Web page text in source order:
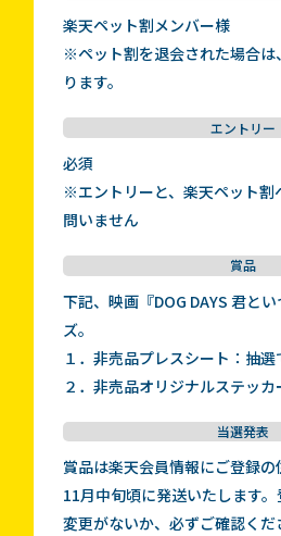
楽天ペット割メンバー様
※ペット割を退会された場合は
ります。
エントリー
必須
※エントリーと、楽天ペット割
問いません
賞品
下記、映画『DOG DAYS 君と
ズ。
１．非売品プレスシート：抽選
２．非売品オリジナルステッ
当選発表
賞品は楽天会員情報にご登録
11月中旬頃に発送いたします
変更がないか、必ずご確認くだ